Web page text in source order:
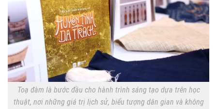
Xu hướng
Toạ đàm là bước đầu cho hành trình sáng tạo dựa trên học
thuật, nơi những giá trị lịch sử, biểu tượng dân gian và không